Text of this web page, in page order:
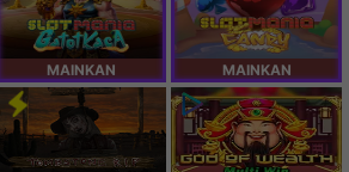
MAINKAN MAINKAN